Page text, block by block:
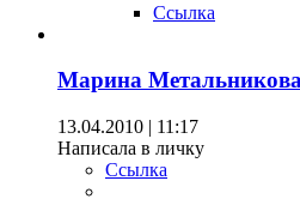
Ссылка
Марина
13.04.2010 | 11:17
Написала в личку
Ссылка